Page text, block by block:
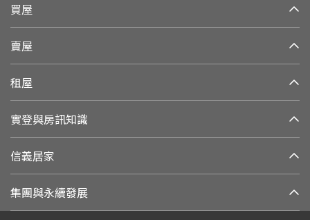
買屋
賣屋
租屋
實登與房訊知識
信義居家
集團與永續發展